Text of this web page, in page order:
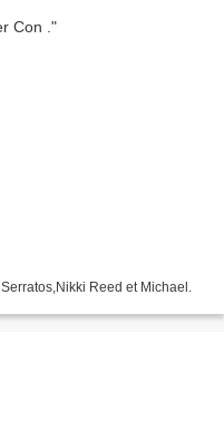
Reed et Michael.